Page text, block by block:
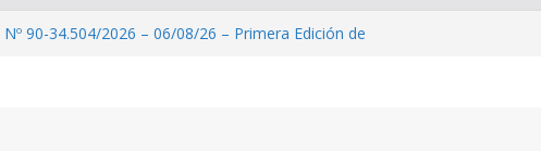
Nº 90-34.504/2026 – 06/08/26 – Primera Edición de